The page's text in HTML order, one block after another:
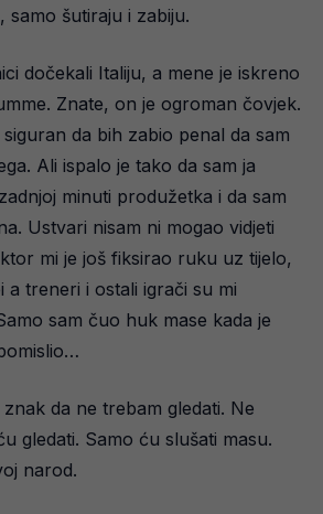
samo šutiraju i zabiju.
dočekali Italiju, a mene je iskreno
Znate, on je ogroman čovjek.
da bih zabio penal da sam
Ali ispalo je tako da sam ja
minuti produžetka i da sam
Ustvari nisam ni mogao vidjeti
mi je još fiksirao ruku uz tijelo,
a treneri i ostali igrači su mi
sam čuo huk mase kada je
da ne trebam gledati. Ne
gledati. Samo ću slušati masu.
narod.